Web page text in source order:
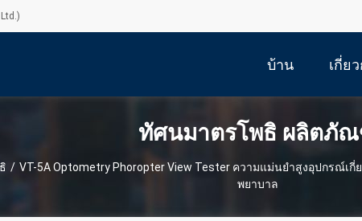
บ้าน เกี่ย
ทัศนมาตรโพธิ ผลิตภั
/ VT-5A Optometry Phoropter View Tester ความแม่นยำสูงอุปกรณ์เ
พยาบาล